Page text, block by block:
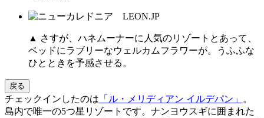
▲ さすが、ハネムーナーに人気のリゾートとあって、
ベッドにラブリーなウェルカムフラワーが。うふふな
ひとときを予感させる。
戻る
チェックインしたのは 「ル・メリディアン イルデパン」
。
島内で唯一の5つ星リゾートです。ナンヨウスギに囲まれた